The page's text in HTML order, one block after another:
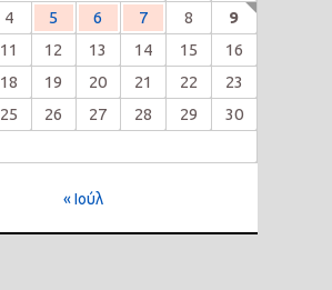
4 5 6 7 8
9
11 12 13 14 15
16
18 19 20 21 22
23
25 26 27 28 29
30
« Ιούλ